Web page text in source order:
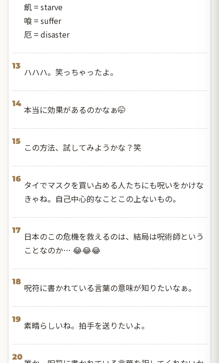
飢 = starve
喰 = suffer
厄 = disaster
13
ハハハ。笑っちゃったよ。
14
本当に効果があるのかなぁ🤭
15
この方法、試してみようかな？笑
16
タイでマスクを買い占める人たちにも呪いをかけな
きゃね。自己中心的なことこの上ないもの。
17
日本のこの危機を救えるのは、結局は呪術師という
ことなのか… 😂😂😂
18
呪符に書かれている言葉の意味が知りたいなぁ。
19
素晴らしいね。拍手を送りたいよ。
20